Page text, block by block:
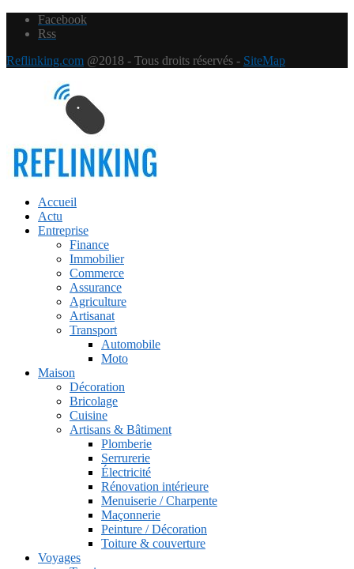
Facebook
Rss
Reflinking.com @2018 - Tous droits réservés - SiteMap
Accueil
Actu
Entreprise
Finance
Immobilier
Commerce
Assurance
Agriculture
Artisanat
Transport
Automobile
Moto
Maison
Décoration
Bricolage
Cuisine
Artisans & Bâtiment
Plomberie
Serrurerie
Électricité
Rénovation intérieure
Menuiserie / Charpente
Maçonnerie
Peinture / Décoration
Toiture & couverture
Voyages